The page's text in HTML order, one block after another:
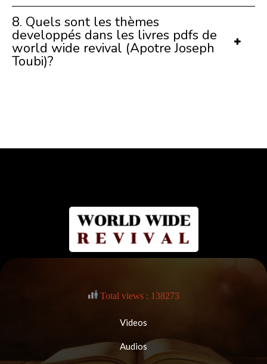
8. Quels sont les thèmes
developpés dans les livres pdfs de
world wide revival (Apotre Joseph
Toubi)?
Total views : 138273
Videos
Audios